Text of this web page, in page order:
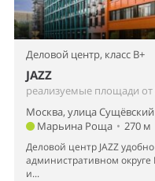
Деловой центр, класс B+
JAZZ
реализуемые площади от
Москва, улица Сущёвский
Марьина Роща • 270 м
Деловой центр JAZZ
административном
и...